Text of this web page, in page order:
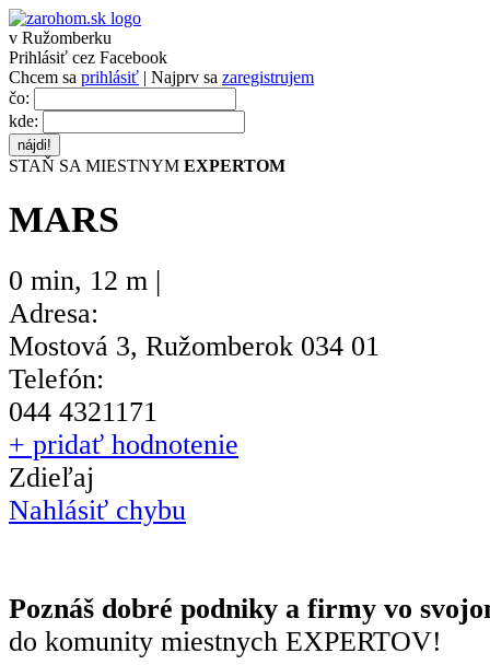
v Ružomberku
Prihlásiť cez Facebook
Chcem sa prihlásiť | Najprv sa zaregistrujem
čo:
kde:
STAŇ SA MIESTNYM EXPERTOM
MARS
0 min, 12 m |
Adresa:
Mostová 3, Ružomberok 034 01
Telefón:
044 4321171
+ pridať hodnotenie
Zdieľaj
Nahlásiť chybu
Poznáš dobré podniky a firmy vo
do komunity miestnych EXPERTOV!